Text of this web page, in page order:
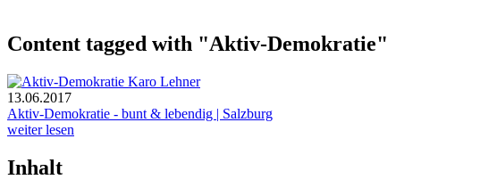
Content tagged with "Aktiv-Demokratie"
13.06.2017
Aktiv-Demokratie - bunt & lebendig | Salzburg
weiter lesen
Inhalt